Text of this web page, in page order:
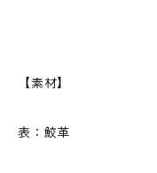
【素材】
表：鮫革